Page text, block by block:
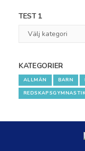
TEST 1
KATEGORIER
ALLMÄN BARN